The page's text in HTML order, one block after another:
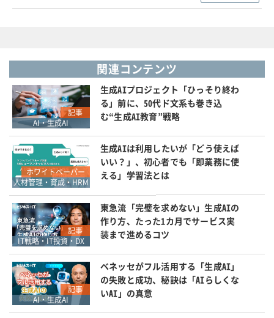
関連コンテンツ
記事
AI・生成AI
生成AIプロジェクト「ひっそり終わ
る」前に、50代ド文系も巻き込
む“生成AI教育”戦略
ホワイトペーパー
人材管理・育成・HRM
生成AIは利用したいが「どう使えば
いい？」、初心者でも「即業務に使
える」学習法とは
記事
IT戦略・IT投資・DX
東急流「完璧を求めない」生成AIの
作り方、たった1カ月でサービス実
装まで進めるコツ
記事
AI・生成AI
ベネッセがフル活用する「生成AI」
の失敗と成功、秘訣は「AIらしくな
いAI」の真意